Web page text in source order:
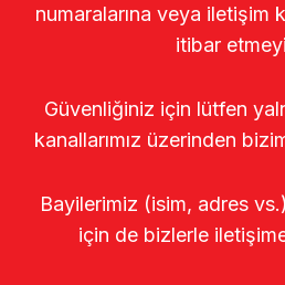
numaralarına veya iletişim
itibar
Güvenliğiniz için lütfen
kanallarımız üzerinden
Bayilerimiz (isim, adres
için de bizlerle